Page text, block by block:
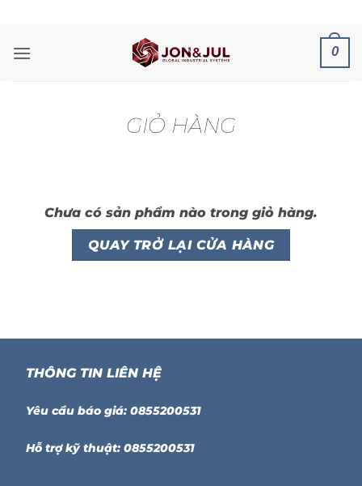
nội
0
GIỎ HÀNG
Chưa có sản phẩm nào trong giỏ hàng.
QUAY TRỞ LẠI CỬA HÀNG
THÔNG TIN LIÊN HỆ
Yêu cầu báo giá: 0855200531
Hỗ trợ kỹ thuật: 0855200531